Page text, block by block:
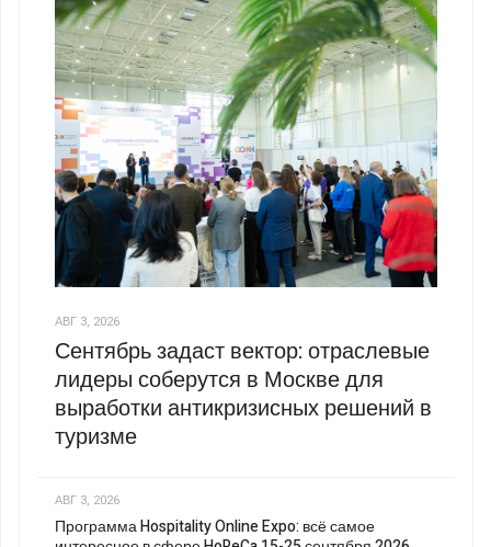
АВГ 3, 2026
Сентябрь задаст вектор: отраслевые
лидеры соберутся в Москве для
выработки антикризисных решений в
туризме
АВГ 3, 2026
Программа Hospitality Online Expo: всё самое